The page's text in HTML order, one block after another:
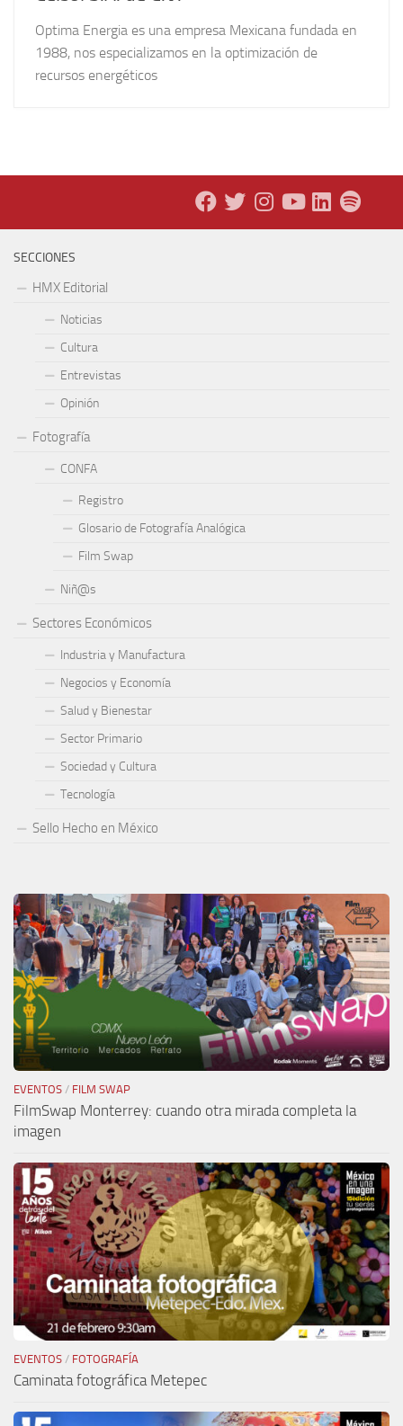
Optima Energia es una empresa Mexicana fundada en
1988, nos especializamos en la optimización de
recursos energéticos
SECCIONES
HMX Editorial
Noticias
Cultura
Entrevistas
Opinión
Fotografía
CONFA
Registro
Glosario de Fotografía Analógica
Film Swap
Niñ@s
Sectores Económicos
Industria y Manufactura
Negocios y Economía
Salud y Bienestar
Sector Primario
Sociedad y Cultura
Tecnología
Sello Hecho en México
EVENTOS / FILM SWAP
FilmSwap Monterrey: cuando otra mirada completa la
imagen
EVENTOS / FOTOGRAFÍA
Caminata fotográfica Metepec